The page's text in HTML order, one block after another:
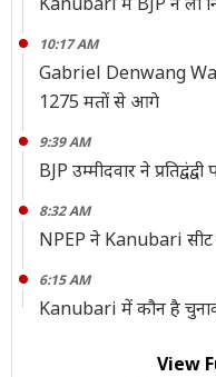
10:17 AM
Gabriel Denwang
1275 मतों से आगे
9:39 AM
BJP उम्मीदवार ने
8:32 AM
NPEP ने Kanubari सीट
6:15 AM
Kanubari में कौन है
View